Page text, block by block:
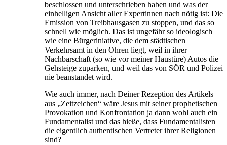
beschlossen und unterschrieben haben und was der
einhelligen Ansicht aller Expertinnen nach nötig ist: Die
Emission von Treibhausgasen zu stoppen, und das so
schnell wie möglich. Das ist ungefähr so ideologisch
wie eine Bürgeriniative, die dem städtischen
Verkehrsamt in den Ohren liegt, weil in ihrer
Nachbarschaft (so wie vor meiner Haustüre) Autos die
Gehsteige zuparken, und weil das von SÖR und Polizei
nie beanstandet wird.
Wie auch immer, nach Deiner Rezeption des Artikels
aus „Zeitzeichen“ wäre Jesus mit seiner prophetischen
Provokation und Konfrontation ja dann wohl auch ein
Fundamentalist und das hieße, dass Fundamentalisten
die eigentlich authentischen Vertreter ihrer Religionen
sind?